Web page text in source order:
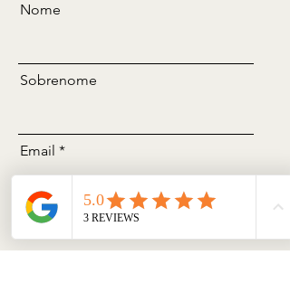
Nome
Sobrenome
Email
Assunto